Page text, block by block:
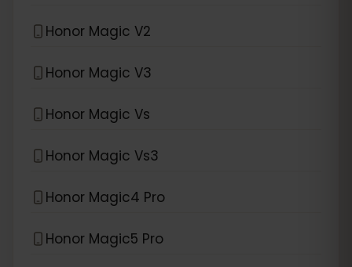
Honor Magic V2
Honor Magic V3
Honor Magic Vs
Honor Magic Vs3
Honor Magic4 Pro
Honor Magic5 Pro